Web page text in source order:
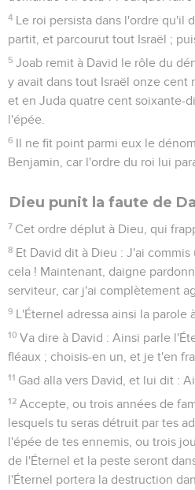
4 Le roi persista dans l'ordre qu'il
partit, et parcourut tout Israël ;
5 Joab remit à David le rôle du
y avait dans tout Israël onze cent
et en Juda quatre cent soixante-
l'épée.
6 Il ne fit point parmi eux le
Benjamin, car l'ordre du roi lui
Dieu punit la faute de
7 Cet ordre déplut à Dieu, qui
8 Et David dit à Dieu : J'ai
cela ! Maintenant, daigne
serviteur, car j'ai complètement
9 L'Éternel adressa ainsi la parole
10 Va dire à David : Ainsi parle
fléaux ; choisis-en un, et je t'en
11 Gad alla vers David, et lui dit :
12 Accepte, ou trois années de
lesquels tu seras détruit par tes
l'épée de tes ennemis, ou trois
de l'Éternel et la peste seront
l'Éternel portera la destruction